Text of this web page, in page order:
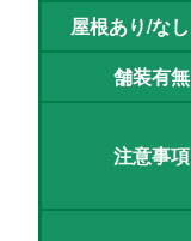
屋根あり/なし
舗装有無
注意事項